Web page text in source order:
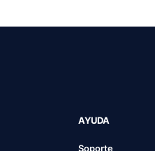
AYUDA
Soporte